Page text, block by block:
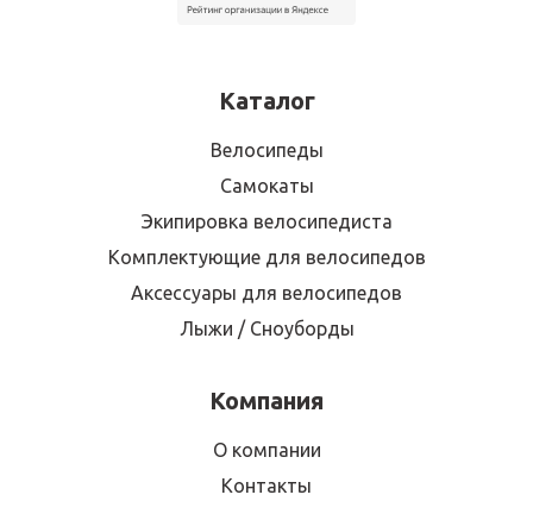
Каталог
Велосипеды
Самокаты
Экипировка велосипедиста
Комплектующие для велосипедов
Аксессуары для велосипедов
Лыжи / Сноуборды
Компания
О компании
Контакты